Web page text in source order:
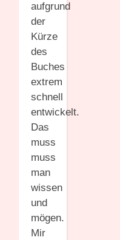
aufgrund
der
Kürze
des
Buches
extrem
schnell
entwickelt.
Das
muss
muss
man
wissen
und
mögen.
Mir